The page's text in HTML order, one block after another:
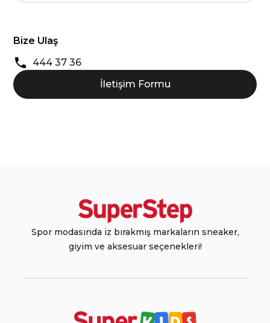
Bize Ulaş
444 37 36
İletişim Formu
Spor modasında iz bırakmış markaların sneaker,
giyim ve aksesuar seçenekleri!